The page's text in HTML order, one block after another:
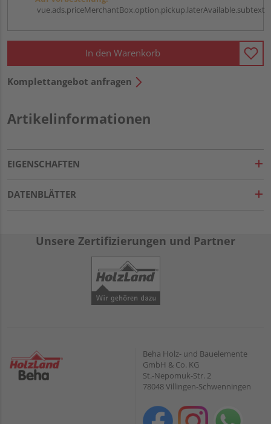
vue.ads.priceMerchantBox.option.pickup.laterAvailable.subtext
In den Warenkorb
Komplettangebot anfragen
Artikelinformationen
EIGENSCHAFTEN
DATENBLÄTTER
Unsere Zertifizierungen und Partner
Beha Holz- und Bauelemente
GmbH & Co. KG
St.-Nepomuk-Str. 2
78048 Villingen-Schwenningen